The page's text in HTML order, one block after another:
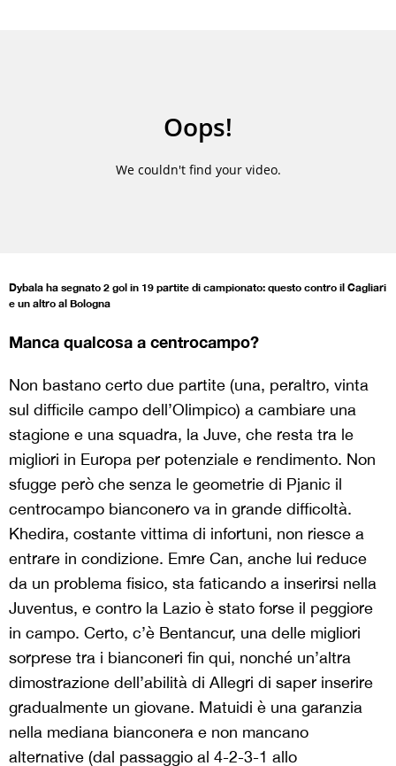
Dybala ha segnato 2 gol in 19 partite di campionato: questo contro il Cagliari
e un altro al Bologna
Manca qualcosa a centrocampo?
Non bastano certo due partite (una, peraltro, vinta
sul difficile campo dell’Olimpico) a cambiare una
stagione e una squadra, la Juve, che resta tra le
migliori in Europa per potenziale e rendimento. Non
sfugge però che senza le geometrie di Pjanic il
centrocampo bianconero va in grande difficoltà.
Khedira, costante vittima di infortuni, non riesce a
entrare in condizione. Emre Can, anche lui reduce
da un problema fisico, sta faticando a inserirsi nella
Juventus, e contro la Lazio è stato forse il peggiore
in campo. Certo, c’è Bentancur, una delle migliori
sorprese tra i bianconeri fin qui, nonché un’altra
dimostrazione dell’abilità di Allegri di saper inserire
gradualmente un giovane. Matuidi è una garanzia
nella mediana bianconera e non mancano
alternative (dal passaggio al 4-2-3-1 allo